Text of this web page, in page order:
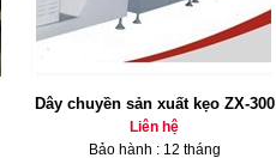
Dây chuyền sản xuất kẹo ZX-300
Liên hệ
Bảo hành : 12 tháng